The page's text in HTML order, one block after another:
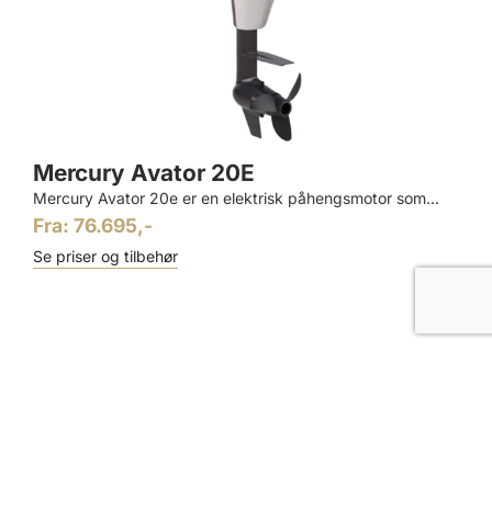
Mercury Avator 20E
Mercury Avator 20e er en elektrisk påhengsmotor som...
Fra: 76.695,-
Se priser og tilbehør